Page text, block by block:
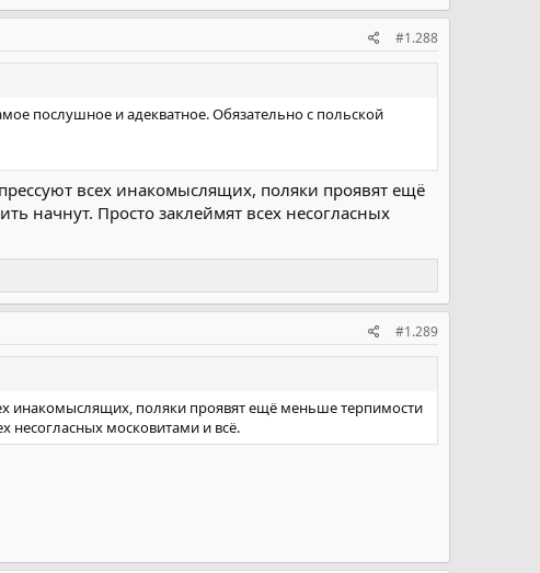
#1.288
послушное и адекватное. Обязательно с польской
всех инакомыслящих, поляки проявят ещё
начнут. Просто заклеймят всех несогласных
#1.289
инакомыслящих, поляки проявят ещё меньше терпимости
несогласных московитами и всё.